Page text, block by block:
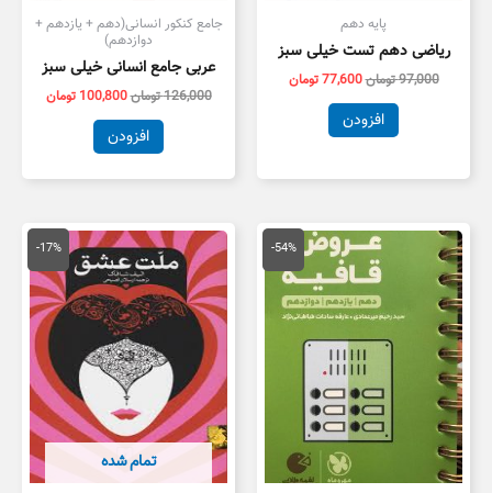
پایه دهم
ریاضی دهم تست خیلی سبز
97,000تومان77,600تومان
افزودن
جامع کنکور انسانی(دهم + یازدهم +
دوازدهم)
عربی جامع انسانی خیلی سبز
126,000تومان100,800 تومان
افزودن
-54%
قیمت
اصلی
180,000 تومان
بود.
قیمت
فعلی
82,000 تومان
است.
-17%
تمام شده
قیمت
اصلی
780,000 تومان
بود.
قیمت
فعلی
است.